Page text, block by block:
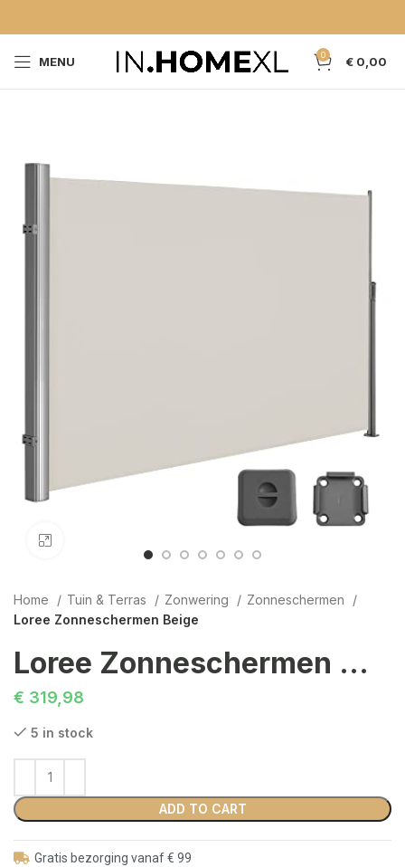
MENU 0 € 0,00
Home Tuin & Terras Zonwering
Zonneschermen
Loree Zonneschermen Beige
Loree Zonneschermen Beige
€ 319,98
5 in stock
ADD TO CART
Gratis bezorging vanaf € 99